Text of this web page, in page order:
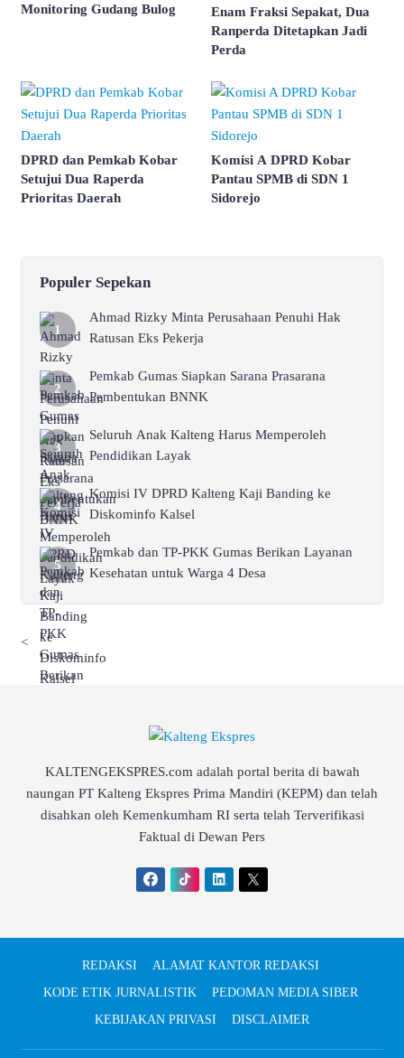
Monitoring Gudang Bulog
Enam Fraksi Sepakat, Dua
Ranperda Ditetapkan Jadi
Perda
DPRD dan Pemkab Kobar
Setujui Dua Raperda
Prioritas Daerah
Komisi A DPRD Kobar
Pantau SPMB di SDN 1
Sidorejo
Populer Sepekan
Ahmad Rizky Minta Perusahaan Penuhi Hak
Ratusan Eks Pekerja
Pemkab Gumas Siapkan Sarana Prasarana
Pembentukan BNNK
Seluruh Anak Kalteng Harus Memperoleh
Pendidikan Layak
Komisi IV DPRD Kalteng Kaji Banding ke
Diskominfo Kalsel
Pemkab dan TP-PKK Gumas Berikan Layanan
Kesehatan untuk Warga 4 Desa
<
KALTENGEKSPRES.com adalah portal berita di bawah
naungan PT Kalteng Ekspres Prima Mandiri (KEPM) dan telah
disahkan oleh Kemenkumham RI serta telah Terverifikasi
Faktual di Dewan Pers
REDAKSI
ALAMAT KANTOR REDAKSI
KODE ETIK JURNALISTIK
PEDOMAN MEDIA SIBER
KEBIJAKAN PRIVASI
DISCLAIMER